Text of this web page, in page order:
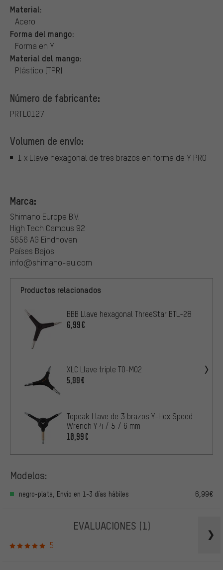
Material:
Acero
Forma del mango:
Forma en Y
Material del mango:
Plástico (TPR)
Número de fabricante:
PRTL0127
Volumen de envío:
1 x Llave hexagonal de tres brazos en forma de Y PRO
Marca:
Shimano Europe B.V.
High Tech Campus 92
5656 AG Eindhoven
Países Bajos
info@shimano-eu.com
Productos relacionados
BBB Llave hexagonal ThreeStar BTL-28
6,99€
XLC Llave triple TO-M02
5,99€
Topeak Llave de 3 brazos Y-Hex Speed
Wrench Y 4 / 5 / 6 mm
10,99€
Modelos:
negro-plata, Envío en 1-3 días hábiles 6,99€
EVALUACIONES (1)
5